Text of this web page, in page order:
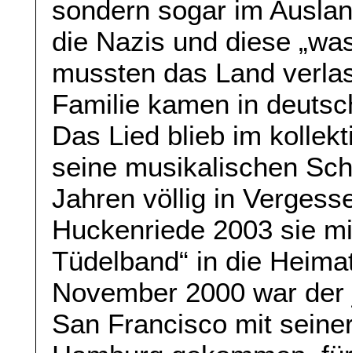
sondern sogar im
die Nazis und diese
mussten das Land
Familie kamen in
Das Lied blieb im
seine musikalischen
Jahren völlig in
Huckenriede 2003 sie
Tüdelband“ in die
November 2000 war
San Francisco mit